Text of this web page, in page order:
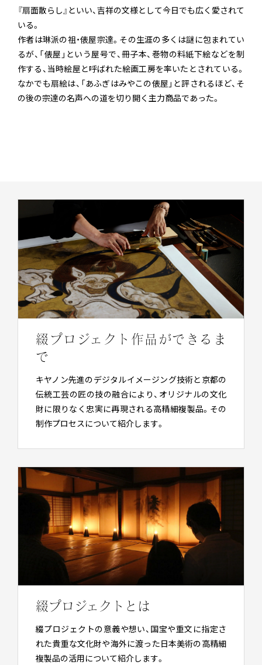
『扇面散らし』といい、吉祥の文様として今日でも広く愛されて
いる。
作者は琳派の祖・俵屋宗達。その生涯の多くは謎に包まれてい
るが、「俵屋」という屋号で、冊子本、巻物の料紙下絵などを制
作する、当時絵屋と呼ばれた絵画工房を率いたとされている。
なかでも扇絵は、「あふぎはみやこの俵屋」と評されるほど、そ
の後の宗達の名声への道を切り開く主力商品であった。
綴プロジェクト作品ができるま
で
キヤノン先進のデジタルイメージング技術と京都の
伝統工芸の匠の技の融合により、オリジナルの文化
財に限りなく忠実に再現される高精細複製品。その
制作プロセスについて紹介します。
綴プロジェクトとは
綴プロジェクトの意義や想い、国宝や重文に指定さ
れた貴重な文化財や海外に渡った日本美術の高精細
複製品の活用について紹介します。